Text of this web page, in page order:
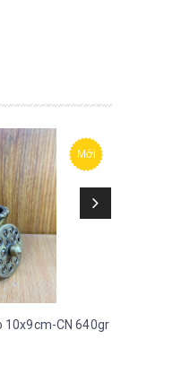
Mới
10x9cm-CN 640gr